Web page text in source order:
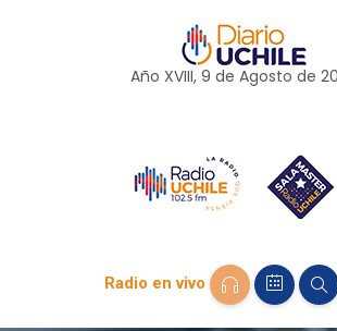
Año XVIII, 9 de Agosto de
Radio en vivo